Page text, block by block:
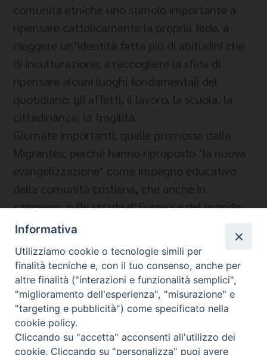
comunità etniche uno stimolo importante a
ripensare cattolicamente la propria fede, a
rileggere un’identità fatta più di abitudini che
di inculturazione, a raccogliere la sfida di
ripensare alcuni luoghi fondamentali del
quotidiano: gli affetti, il lavoro, la scuola, la
cittadinanza, la fragilità.
Giornate importanti, quelle promosse dalla
Migrantes, perché hanno riproposto ‘la nuova
evangelizzazione’ come impegno educativo
della comunità cristiana, che anche in
cammino, sulle strada d’Europa e del mondo,
può ritrovare la propria meta.
Migrantes Online
Informativa
Utilizziamo cookie o tecnologie simili per
finalità tecniche e, con il tuo consenso, anche per
altre finalità ("interazioni e funzionalità semplici",
"miglioramento dell'esperienza", "misurazione" e
"targeting e pubblicità") come specificato nella
cookie policy.
Cliccando su "accetta" acconsenti all'utilizzo dei
cookie. Cliccando su "personalizza" puoi avere